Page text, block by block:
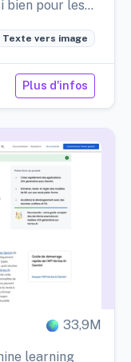
bien pour les
Texte vers image
Plus d'infos
33,9M
learning